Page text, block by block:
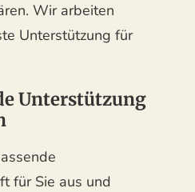
Wir arbeiten
Unterstützung für
Unterstützung
für Sie aus und